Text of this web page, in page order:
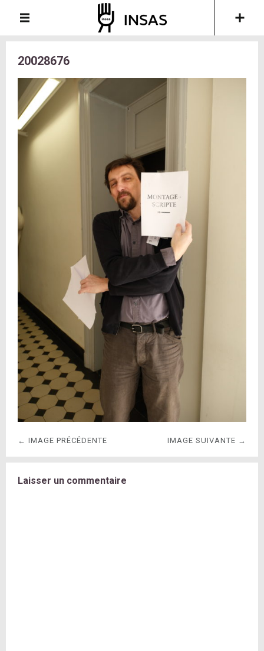
20028676
← IMAGE PRÉCÉDENTE IMAGE SUIVANTE →
Laisser un commentaire